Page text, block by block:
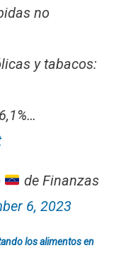
no
y tabacos:
de Finanzas
6, 2023
los alimentos en